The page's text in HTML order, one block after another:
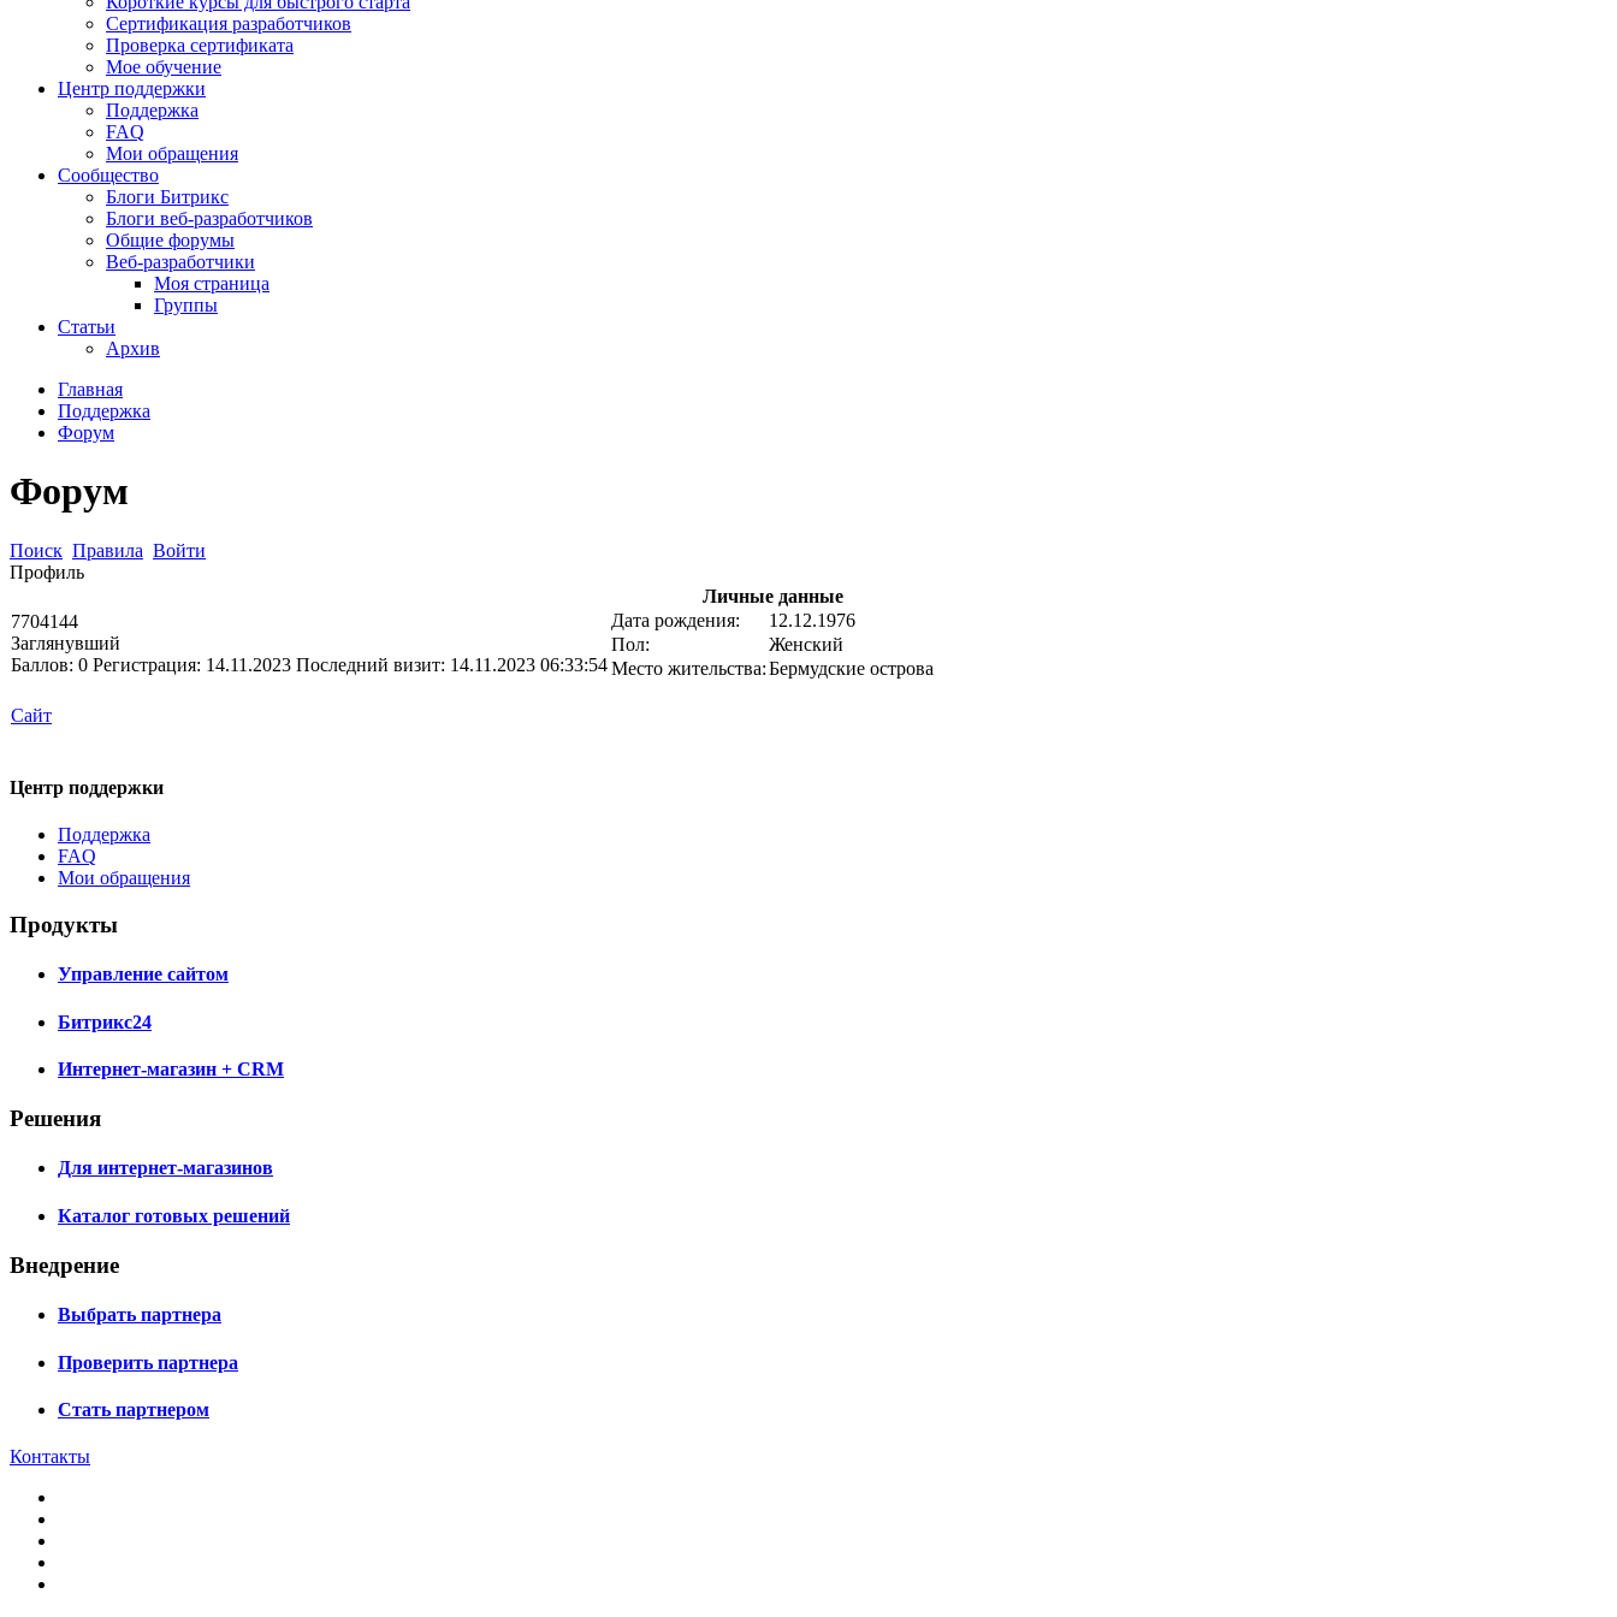
Сертификация разработчиков
Проверка сертификата
Мое обучение
Центр поддержки
Поддержка
FAQ
Мои обращения
Сообщество
Блоги Битрикс
Блоги веб-разработчиков
Общие форумы
Веб-разработчики
Моя страница
Группы
Статьи
Архив
Главная
Поддержка
Форум
Форум
Поиск Правила Войти
Профиль
7704144
Заглянувший
Баллов: 0 Регистрация: 14.11.2023 Последний визит: 14.11.2023 06:33:54
Личные данные
Дата рождения:
12.12.1976
Пол:
Женский
Место жительства:Бермудские острова
Сайт
Центр поддержки
Поддержка
FAQ
Мои обращения
Продукты
Управление сайтом
Битрикс24
Интернет-магазин + CRM
Решения
Для интернет-магазинов
Каталог готовых решений
Внедрение
Выбрать партнера
Проверить партнера
Стать партнером
Контакты